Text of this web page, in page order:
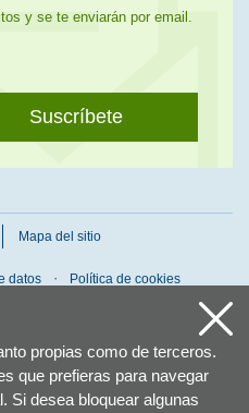
propias como de terceros.
que prefieras para navegar
Si desea bloquear algunas
y se te enviarán por email.
Suscríbete
Mapa del sitio
datos Política de cookies